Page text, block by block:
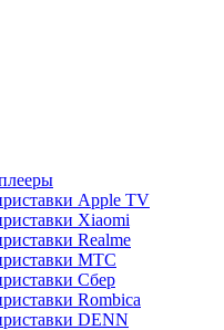
Apple TV
Xiaomi
Realme
МТС
Сбер
Rombica
DENN